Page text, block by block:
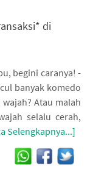
di
begini caranya! -
banyak komedo
Atau malah
selalu cerah,
Selengkapnya...]